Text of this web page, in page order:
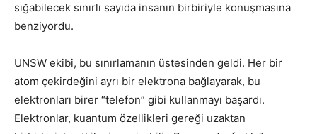
sığabilecek sınırlı sayıda insanın birbiriyle konuşmasına
benziyordu.
UNSW ekibi, bu sınırlamanın üstesinden geldi. Her bir
atom çekirdeğini ayrı bir elektrona bağlayarak, bu
elektronları birer “telefon” gibi kullanmayı başardı.
Elektronlar, kuantum özellikleri gereği uzaktan